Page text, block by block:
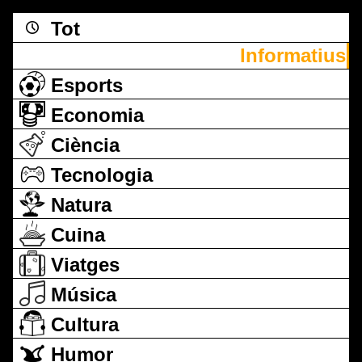
Tot
Informatius
Esports
Economia
Ciència
Tecnologia
Natura
Cuina
Viatges
Música
Cultura
Humor